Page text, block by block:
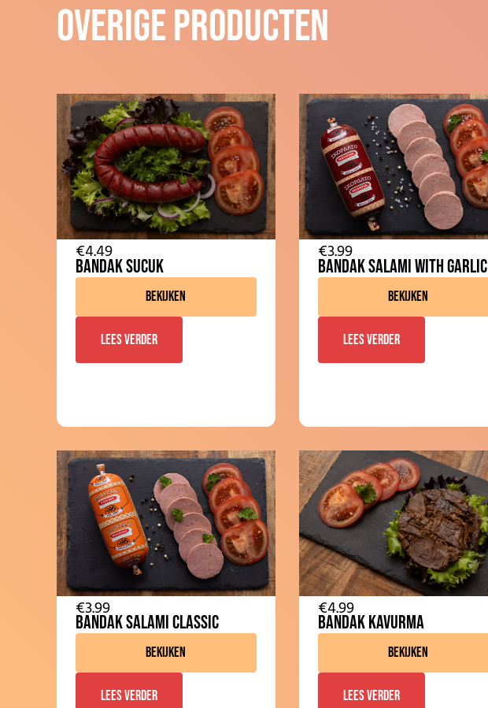
overige producten
€4.49
Bandak Sucuk
Bekijken
Lees verder
€3.99
Bandak Salami With Garlic
Bekijken
Lees verder
€3.99
Bandak Salami Classic
Bekijken
Lees verder
€4.99
Bandak Kavurma
Bekijken
Lees verder